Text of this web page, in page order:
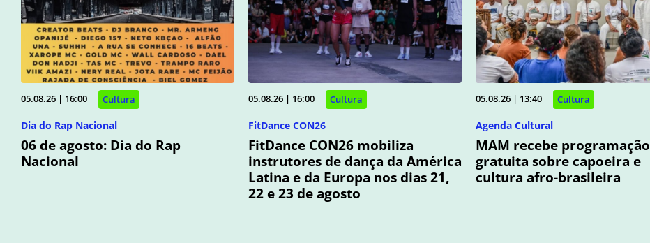
05.08.26 | 16:00 Cultura
Dia do Rap Nacional
06 de agosto: Dia do Rap
Nacional
05.08.26 | 16:00 Cultura
FitDance CON26
FitDance CON26 mobiliza
instrutores de dança da América
Latina e da Europa nos dias 21,
22 e 23 de agosto
05.08.26 | 13:40 Cultura
Agenda Cultural
MAM recebe programação
gratuita sobre capoeira e
cultura afro-brasileira